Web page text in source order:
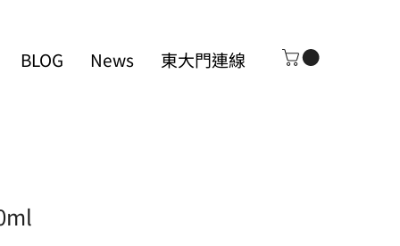
BLOG News 東大門連線